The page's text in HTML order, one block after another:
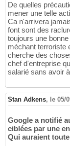
De quelles
mener une telle
Ca n'arrivera
font sont des
toujours une
méchant terroriste
cherche des
chef d'entreprise
salarié sans avoir
Stan Adkens, le 05/
Google a notifié
ciblées par une
Qui auraient